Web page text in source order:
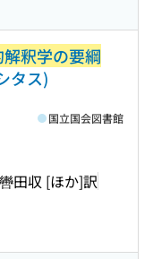
釈学の要綱
タス)
田収 [ほか]訳
国立国会図書館